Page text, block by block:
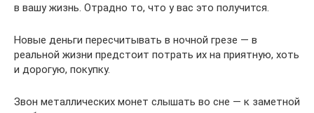
в вашу жизнь. Отрадно то, что у вас это получится.
Новые деньги пересчитывать в ночной грезе — в
реальной жизни предстоит потрать их на приятную, хоть
и дорогую, покупку.
Звон металлических монет слышать во сне — к заметной